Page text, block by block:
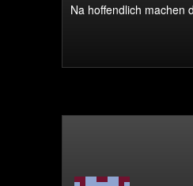
Na hoffendlich machen